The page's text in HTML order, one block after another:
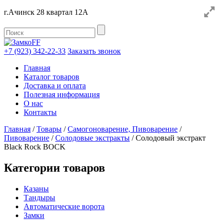
г.Ачинск 28 квартал 12А
+7 (923) 342-22-33 Заказать звонок
Главная
Каталог товаров
Доставка и оплата
Полезная информация
О нас
Контакты
Главная /Товары /Самогоноварение, Пивоварение /
Пивоварение /Солодовые экстракты /Солодовый экстракт
Black Rock BOCK
Категории товаров
Казаны
Тандыры
Автоматические ворота
Замки